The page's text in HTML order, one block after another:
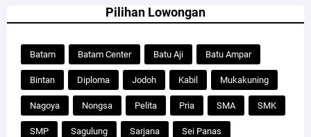
Pilihan Lowongan
Batam Batam Center Batu Aji Batu Ampar
Bintan Diploma Jodoh Kabil Mukakuning
Nagoya Nongsa Pelita Pria SMA SMK
SMP Sagulung Sarjana Sei Panas